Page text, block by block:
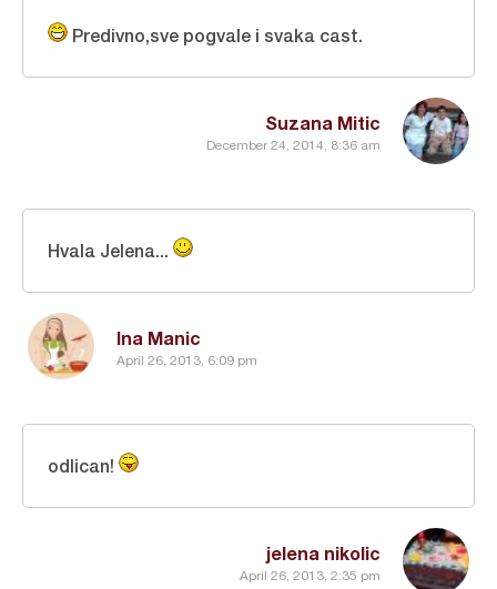
Suzana Mitic
December 24, 2014, 8:36 am
Predivno,sve pogvale i svaka cast.
Ina Manic
April 26, 2013, 6:09 pm
Hvala Jelena...
jelena nikolic
April 26, 2013, 2:35 pm
odlican!